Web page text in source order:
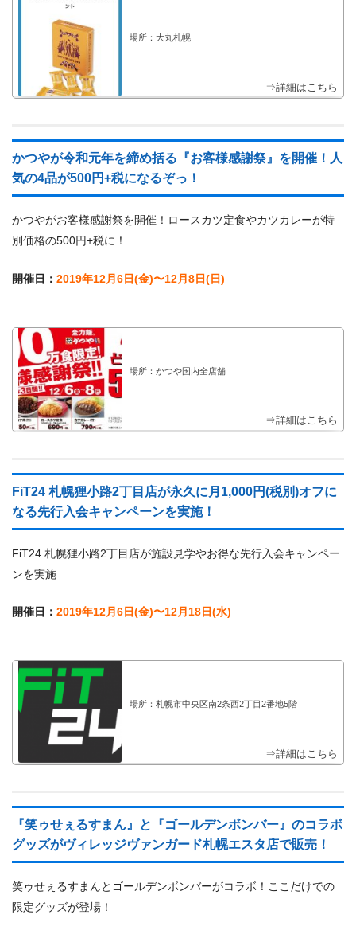
場所：大丸札幌
⇒詳細はこちら
かつやが令和元年を締め括る『お客様感謝祭』を開催！人
気の4品が500円+税になるぞっ！
かつやがお客様感謝祭を開催！ロースカツ定食やカツカレーが特
別価格の500円+税に！
開催日： 2019年12月6日(金)〜12月8日(日)
場所：かつや国内全店舗
⇒詳細はこちら
FiT24 札幌狸小路2丁目店が永久に月1,000円(税別)オフに
なる先行入会キャンペーンを実施！
FiT24 札幌狸小路2丁目店が施設見学やお得な先行入会キャンペー
ンを実施
開催日： 2019年12月6日(金)〜12月18日(水)
場所：札幌市中央区南2条西2丁目2番地5階
⇒詳細はこちら
『笑ゥせぇるすまん』と『ゴールデンボンバー』のコラボ
グッズがヴィレッジヴァンガード札幌エスタ店で販売！
笑ゥせぇるすまんとゴールデンボンバーがコラボ！ここだけでの
限定グッズが登場！